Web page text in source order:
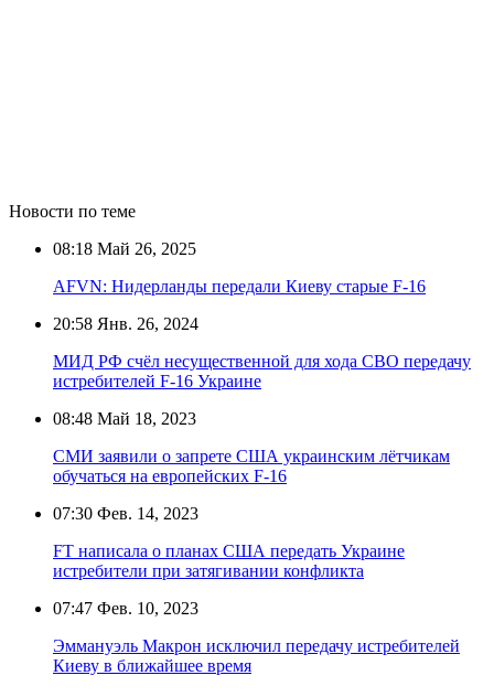
Новости по теме
08:18 Май 26, 2025
AFVN: Нидерланды передали Киеву старые F-16
20:58 Янв. 26, 2024
МИД РФ счёл несущественной для хода СВО передачу
истребителей F-16 Украине
08:48 Май 18, 2023
СМИ заявили о запрете США украинским лётчикам
обучаться на европейских F-16
07:30 Фев. 14, 2023
FT написала о планах США передать Украине
истребители при затягивании конфликта
07:47 Фев. 10, 2023
Эммануэль Макрон исключил передачу истребителей
Киеву в ближайшее время